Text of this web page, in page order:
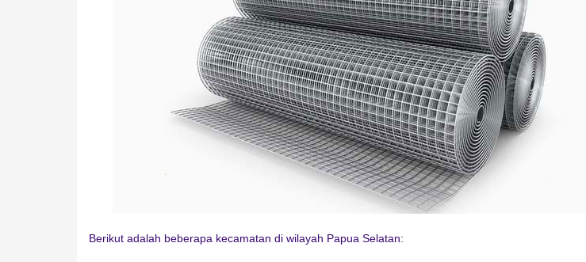
Berikut adalah beberapa kecamatan di wilayah Papua Selatan: